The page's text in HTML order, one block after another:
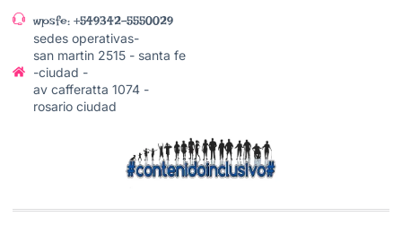
wpsfe: +549342-5550029
sedes operativas-
san martin 2515 - santa fe
-ciudad -
av cafferatta 1074 -
rosario ciudad